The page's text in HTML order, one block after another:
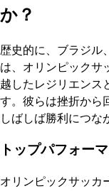
か？
歴史的に、ブラジル
は、オリンピックサ
越したレジリエンス
す。彼らは挫折から
しばしば勝利につな
トップパフォー
オリンピックサッカ